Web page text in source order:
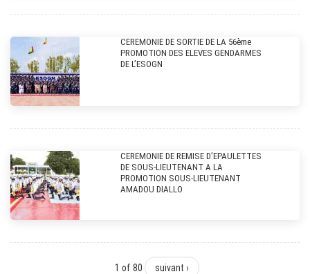
CEREMONIE DE SORTIE DE LA 56ème
PROMOTION DES ELEVES GENDARMES
DE L’ESOGN
CEREMONIE DE REMISE D’EPAULETTES
DE SOUS-LIEUTENANT A LA
PROMOTION SOUS-LIEUTENANT
AMADOU DIALLO
1 of 80 suivant ›